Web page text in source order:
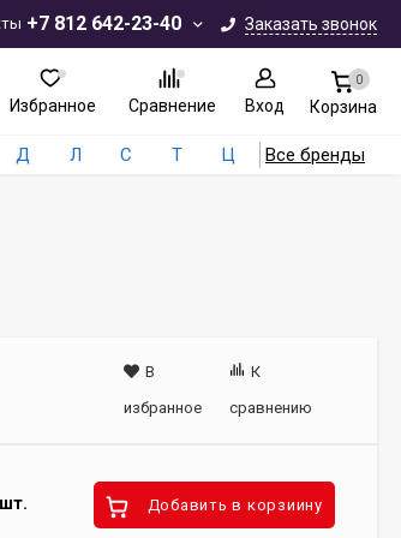
+7 812 642-23-40 Заказать звонок
Избранное Сравнение Вход
0
Корзина
Д Л С Т Ц Все бренды
В
избранное
К
сравнению
шт. Добавить в корзиину